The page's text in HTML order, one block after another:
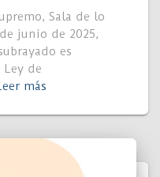
Sala de lo
junio de 2025,
es
Ley de
más